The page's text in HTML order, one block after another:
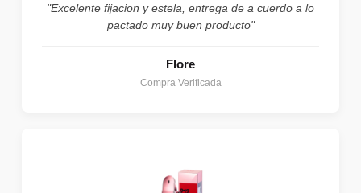
"Excelente fijacion y estela, entrega de a cuerdo a lo
pactado muy buen producto"
Flore
Compra Verificada